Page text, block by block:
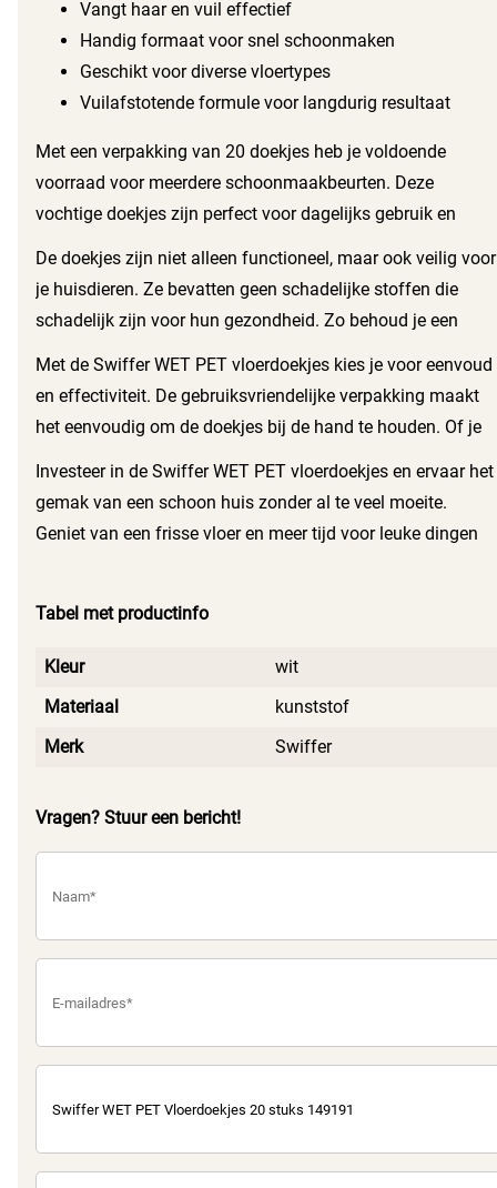
Vangt haar en vuil effectief
Handig formaat voor snel schoonmaken
Geschikt voor diverse vloertypes
Vuilafstotende formule voor langdurig resultaat
Met een verpakking van 20 doekjes heb je voldoende
voorraad voor meerdere schoonmaakbeurten. Deze
vochtige doekjes zijn perfect voor dagelijks gebruik en
De doekjes zijn niet alleen functioneel, maar ook veilig voor
je huisdieren. Ze bevatten geen schadelijke stoffen die
schadelijk zijn voor hun gezondheid. Zo behoud je een
Met de Swiffer WET PET vloerdoekjes kies je voor eenvoud
en effectiviteit. De gebruiksvriendelijke verpakking maakt
het eenvoudig om de doekjes bij de hand te houden. Of je
Investeer in de Swiffer WET PET vloerdoekjes en ervaar het
gemak van een schoon huis zonder al te veel moeite.
Geniet van een frisse vloer en meer tijd voor leuke dingen
Tabel met productinfo
Kleur
wit
Materiaal
kunststof
Merk
Swiffer
Vragen? Stuur een bericht!